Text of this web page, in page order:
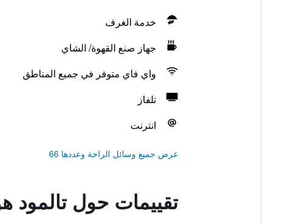
خدمة الغرف
جهاز صنع القهوة/ الشاي
واي فاي متوفر في جميع المناطق
تلفاز
انترنت
عرض جميع وسائل الراحة وعددها 66
تقييمات حول تالمود